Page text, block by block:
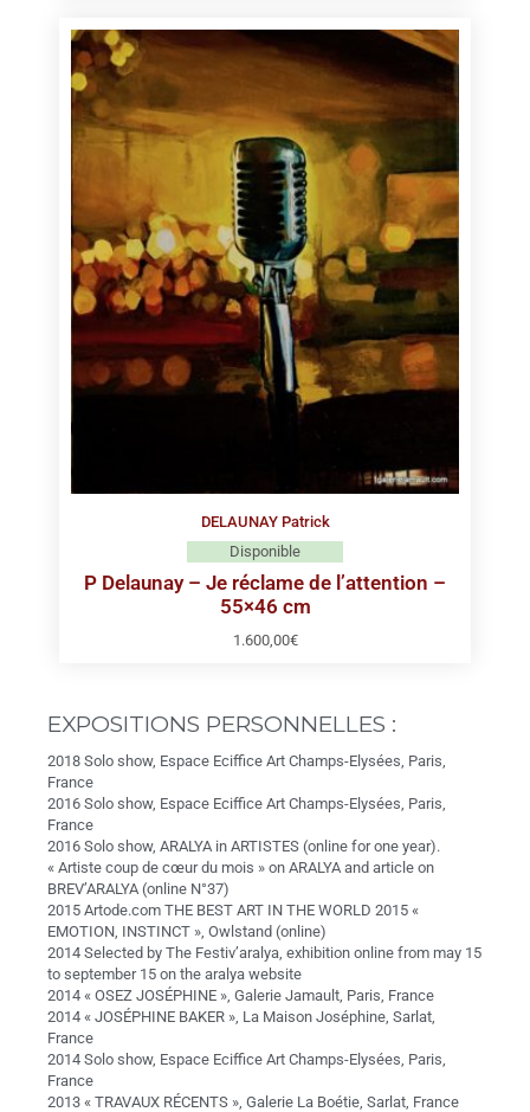
DELAUNAY Patrick
Disponible
P Delaunay – Je réclame de l’attention –
55×46 cm
1.600,00€
EXPOSITIONS PERSONNELLES :
2018 Solo show, Espace Eciffice Art Champs-Elysées, Paris,
France
2016 Solo show, Espace Eciffice Art Champs-Elysées, Paris,
France
2016 Solo show, ARALYA in ARTISTES (online for one year).
« Artiste coup de cœur du mois » on ARALYA and article on
BREV’ARALYA (online N°37)
2015 Artode.com THE BEST ART IN THE WORLD 2015 «
EMOTION, INSTINCT », Owlstand (online)
2014 Selected by The Festiv’aralya, exhibition online from may 15
to september 15 on the aralya website
2014 « OSEZ JOSÉPHINE », Galerie Jamault, Paris, France
2014 « JOSÉPHINE BAKER », La Maison Joséphine, Sarlat,
France
2014 Solo show, Espace Eciffice Art Champs-Elysées, Paris,
France
2013 « TRAVAUX RÉCENTS », Galerie La Boétie, Sarlat, France